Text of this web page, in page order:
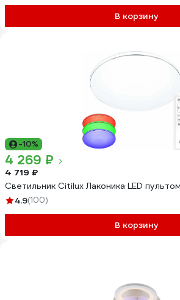
В корзину
-10%
4 269 ₽
4 719 ₽
Светильник Citilux Лаконика LED
4.9(100)
В корзину